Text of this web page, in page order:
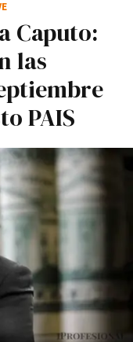
Caputo:
las
PAIS